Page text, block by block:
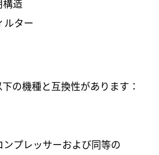
ルター
の機種と互換性があります：
プレッサーおよび同等の